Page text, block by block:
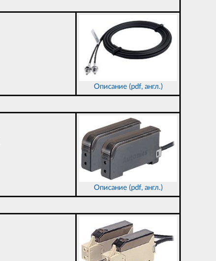
Описание (pdf, англ.)
Описание (pdf, англ.)